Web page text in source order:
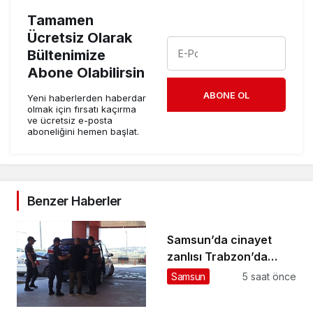
Tamamen
Ücretsiz Olarak
Bültenimize
Abone Olabilirsin
Yeni haberlerden haberdar
olmak için fırsatı kaçırma
ve ücretsiz e-posta
aboneliğini hemen başlat.
ABONE OL
Benzer Haberler
Samsun’da cinayet
zanlısı Trabzon’da
yakalandı
Samsun 5 saat önce